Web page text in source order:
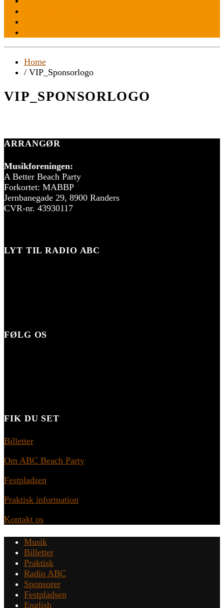
Home
/ VIP_Sponsorlogo
VIP_SPONSORLOGO
ARRANGØR
Musikforeningen:
A Better Beach Party
Forkortet: MABBP
Jernbanegade 29, 8900 Randers
CVR-nr. 43930117
LYT TIL RADIO ABC
FØLG OS
FIK DU SET
Billetter
Om ABC Beach Party
Festpladsen
Praktisk information
Kontakt os
Musik
Billetter
Praktisk
Radio ABC
Sponsorer
Festpladsen
English